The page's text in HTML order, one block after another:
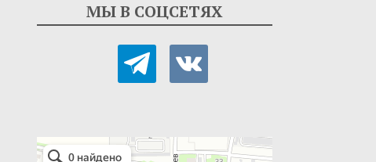
МЫ В СОЦСЕТЯХ
telegram vkontakte
Детская библиотека-филиал № 9
Библиотека в Севастополе